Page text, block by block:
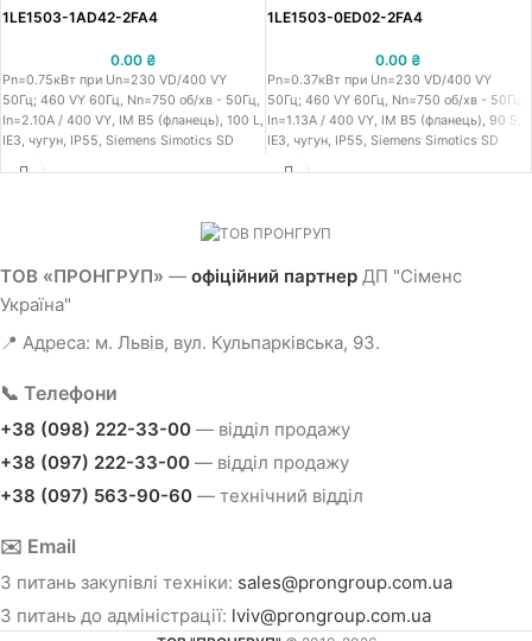
1LE1503-1AD42-2FA4
0.00 ₴
Pn=0.75кВт при Un=230 VD/400 VY
50Гц; 460 VY 60Гц, Nn=750 об/хв - 50Гц,
In=2.10A / 400 VY, IM B5 (фланець), 100 L,
IE3, чугун, IP55, Siemens Simotics SD
напруга живлення 230 VD/400 VY 50Гц;
460 VY 60Гц, виконання обмоток - клас
(B), швидкість обертання 750 об/хв -
50Гц, номінальний струм 2.10A / 400 VY,
клас енергоефективності - IE3, матеріал
✅
Детальний опис та креслення позиції
-1LE1503-1AD42-2FA4.pdf
1LE1503-0ED02-2FA4
0.00 ₴
Pn=0.37кВт при Un=230 VD/400 VY
50Гц; 460 VY 60Гц, Nn=750 об/хв - 50Гц,
In=1.13A / 400 VY, IM B5 (фланець), 90 S,
IE3, чугун, IP55, Siemens Simotics SD
460 VY 60Гц, виконання обмоток - клас
(B), швидкість обертання 750 об/хв -
клас енергоефективності - IE3, матеріал
ТОВ «ПРОНГРУП» — офіційний партнер ДП "Сіменс
Україна"
📍 Адреса: м. Львів, вул. Кульпарківська, 93.
📞 Телефони
+38 (098) 222-33-00 — відділ продажу
+38 (097) 222-33-00 — відділ продажу
+38 (097) 563-90-60 — технічний відділ
✉️ Email
З питань закупівлі техніки: sales@prongroup.com.ua
З питань до адміністрації: lviv@prongroup.com.ua